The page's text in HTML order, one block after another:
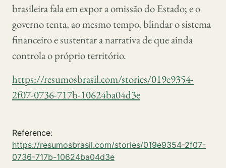
brasileira fala em expor a omissão do Estado; e o
governo tenta, ao mesmo tempo, blindar o sistema
financeiro e sustentar a narrativa de que ainda
controla o próprio território.
https://resumosbrasil.com/stories/019e9354-
2f07-0736-717b-10624ba04d3e
Reference:
https://resumosbrasil.com/stories/019e9354-2f07-
0736-717b-10624ba04d3e